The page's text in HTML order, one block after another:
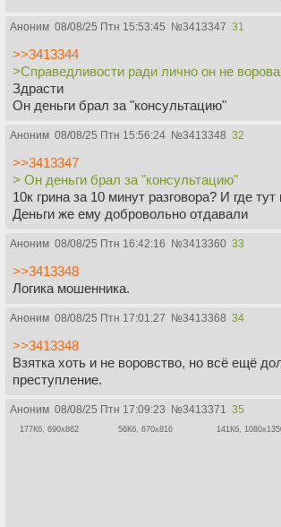
Аноним 08/08/25 Птн 15:53:45 №3413347 31
>>3413344
>Справедливости ради лично он не
Здрасти
Он деньги брал за "консультацию"
Аноним 08/08/25 Птн 15:56:24 №3413348 32
>>3413347
> Он деньги брал за "консультацию"
10к грина за 10 минут разговора? И где тут
Деньги же ему добровольно отдавали
Аноним 08/08/25 Птн 16:42:16 №3413360 33
>>3413348
Логика мошенника.
Аноним 08/08/25 Птн 17:01:27 №3413368 34
>>3413348
Взятка хоть и не воровство, но всё ещё
преступление.
Аноним 08/08/25 Птн 17:09:23 №3413371 35
177Кб, 690x862 56Кб, 670x816 141Кб,